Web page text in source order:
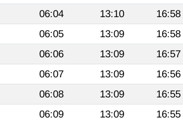
06:04 13:10 16:58
06:05 13:09 16:58
06:06 13:09 16:57
06:07 13:09 16:56
06:08 13:09 16:55
06:09 13:09 16:55